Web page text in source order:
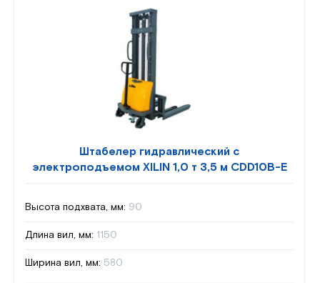
Штабелер гидравлический с
электроподъемом XILIN 1,0 т 3,5 м CDD10B-E
Высота подхвата, мм: 90
Длина вил, мм: 1150
Ширина вил, мм: 580